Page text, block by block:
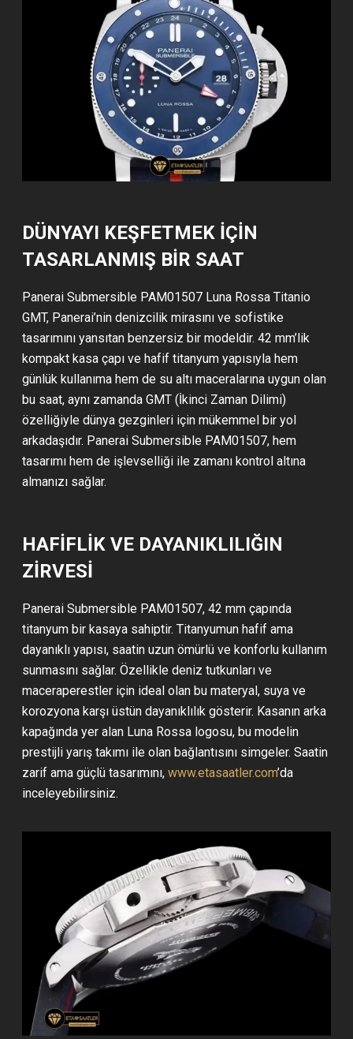
DÜNYAYI KEŞFETMEK İÇIN
TASARLANMIŞ BIR SAAT
Panerai Submersible PAM01507 Luna Rossa Titanio
GMT, Panerai’nin denizcilik mirasını ve sofistike
tasarımını yansıtan benzersiz bir modeldir. 42 mm’lik
kompakt kasa çapı ve hafif titanyum yapısıyla hem
günlük kullanıma hem de su altı maceralarına uygun olan
bu saat, aynı zamanda GMT (İkinci Zaman Dilimi)
özelliğiyle dünya gezginleri için mükemmel bir yol
arkadaşıdır. Panerai Submersible PAM01507, hem
tasarımı hem de işlevselliği ile zamanı kontrol altına
almanızı sağlar.
HAFIFLIK VE DAYANIKLILIĞIN
ZIRVESI
Panerai Submersible PAM01507, 42 mm çapında
titanyum bir kasaya sahiptir. Titanyumun hafif ama
dayanıklı yapısı, saatin uzun ömürlü ve konforlu kullanım
sunmasını sağlar. Özellikle deniz tutkunları ve
maceraperestler için ideal olan bu materyal, suya ve
korozyona karşı üstün dayanıklılık gösterir. Kasanın arka
kapağında yer alan Luna Rossa logosu, bu modelin
prestijli yarış takımı ile olan bağlantısını simgeler. Saatin
zarif ama güçlü tasarımını,www.etasaatler.com’da
inceleyebilirsiniz.